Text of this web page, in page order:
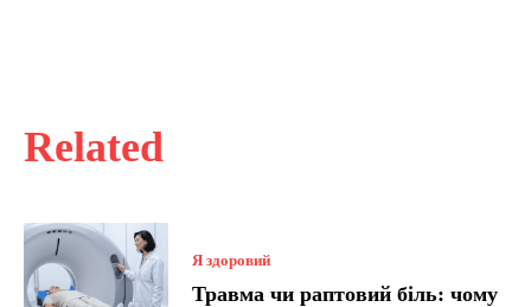
Related
Я здоровий
Травма чи раптовий біль: чому